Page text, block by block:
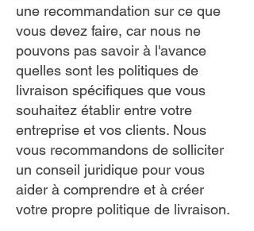
une recommandation sur ce que
vous devez faire, car nous ne
pouvons pas savoir à l'avance
quelles sont les politiques de
livraison spécifiques que vous
souhaitez établir entre votre
entreprise et vos clients. Nous
vous recommandons de solliciter
un conseil juridique pour vous
aider à comprendre et à créer
votre propre politique de livraison.